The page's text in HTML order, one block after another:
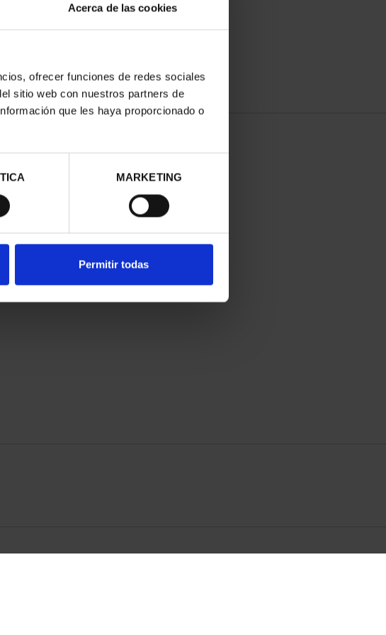
Acerca de las cookies
ofrecer funciones de redes sociales
sitio web con nuestros partners de
que les haya proporcionado o
MARKETING
Permitir todas